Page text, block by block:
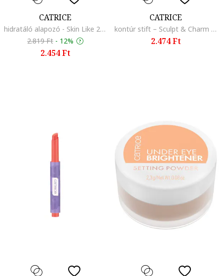
CATRICE
hidratáló alapozó - Skin Like 28 ml., 045/N045
2.819 Ft - 12%
2.454 Ft
CATRICE
kontúr stift – Sculpt & Charm Contour Stick 5,5 g., 020
2.474 Ft